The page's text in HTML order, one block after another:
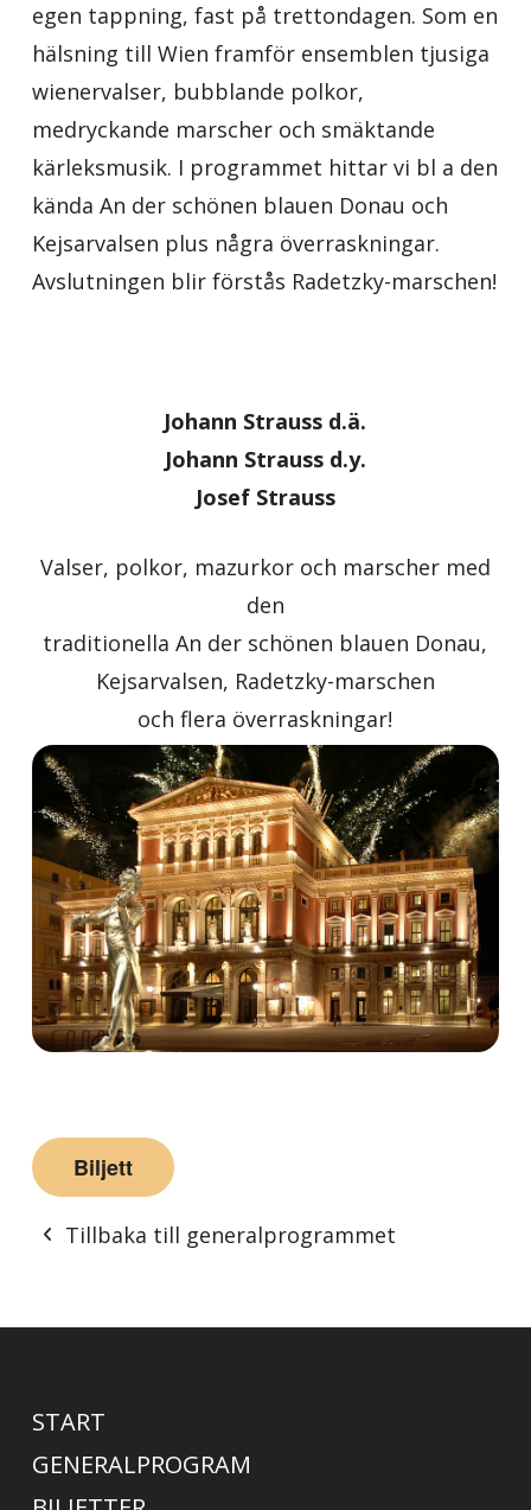
egen tappning, fast på trettondagen. Som en
hälsning till Wien framför ensemblen tjusiga
wienervalser, bubblande polkor,
medryckande marscher och smäktande
kärleksmusik. I programmet hittar vi bl a den
kända An der schönen blauen Donau och
Kejsarvalsen plus några överraskningar.
Avslutningen blir förstås Radetzky-marschen!
Johann Strauss d.ä.
Johann Strauss d.y.
Josef Strauss
Valser, polkor, mazurkor och marscher med
den
traditionella An der schönen blauen Donau,
Kejsarvalsen, Radetzky-marschen
och flera överraskningar!
Biljett
Tillbaka till generalprogrammet
START
GENERALPROGRAM